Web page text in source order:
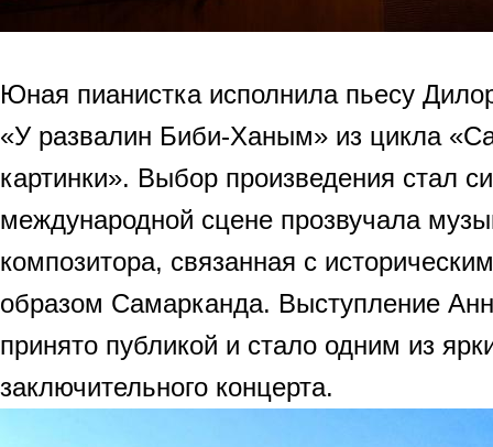
Юная пианистка исполнила пьесу
«У развалин Биби-Ханым» из цикла
картинки». Выбор произведения стал
международной сцене прозвучала
композитора, связанная с
образом Самарканда. Выступление
принято публикой и стало одним из
заключительного концерта.